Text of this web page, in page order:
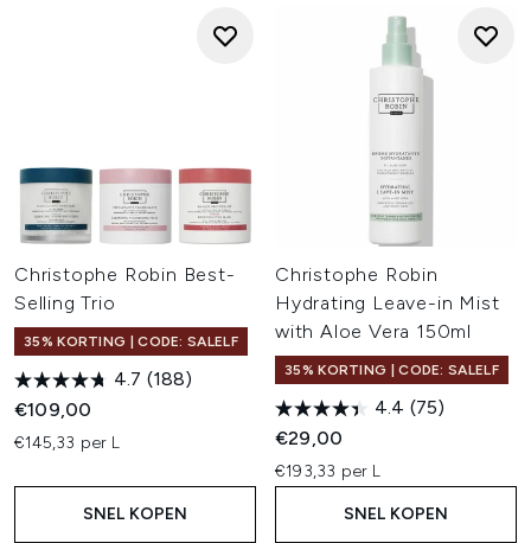
Christophe Robin Best-
Selling Trio
35% KORTING | CODE: SALELF
4.7 (188)
€109,00
€145,33 per L
SNEL KOPEN
Christophe Robin
Hydrating Leave-in Mist
with Aloe Vera 150ml
35% KORTING | CODE: SALELF
4.4 (75)
€29,00
€193,33 per L
SNEL KOPEN